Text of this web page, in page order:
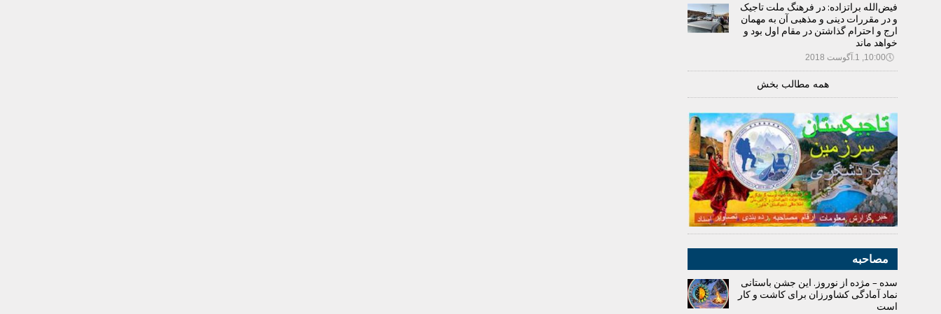
فیض‌الله براتزاده: در فرهنگ ملت تاجیک
و در مقررات دینی و مذهبی آن به مهمان
ارج و احترام گذاشتن در مقام اول بود و
خواهد ماند
🕔10:00, 1.آگوست 2018
همه مطالب بخش
مصاحبه
سده – مژده از نوروز. این جشن باستانی
نماد آمادگی کشاورزان برای کاشت و کار
است